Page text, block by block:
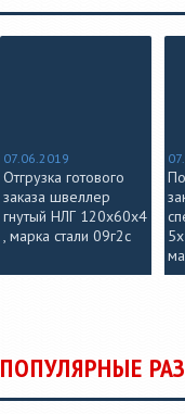
07.06.2019
Отгрузка готового
заказа швеллер
гнутый НЛГ 120х60х4
, марка стали 09г2с
ПОПУЛЯРНЫЕ